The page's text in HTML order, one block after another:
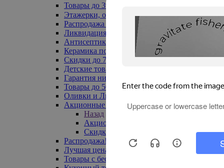
Товары до 399₽
Этажерки, обувницы
Распродажа текстиля до -50%
Ликвидация до -70%
Антисептики
Керамика по 129 руб
Скидки до 70%
Детские товары
Гарантия низкой цены
Товары до 500 руб
Оливки и Лимоны
Акционные товары
Назад
Акционные товары
Скидка 20% по промокоду
Распродажа! Ульяновск до -70%
Лучшая цена
Товары с бесплатной доставкой